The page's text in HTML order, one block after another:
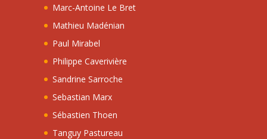
Marc-Antoine Le Bret
Mathieu Madénian
Paul Mirabel
Philippe Caverivière
Sandrine Sarroche
Sebastian Marx
Sébastien Thoen
Tanguy Pastureau